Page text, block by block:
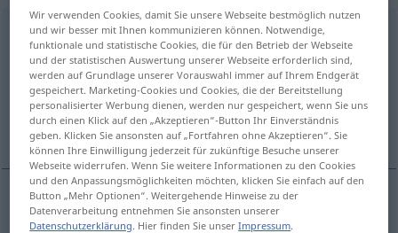
fort
Übersicht aller Übersetzungen
(Für mehr Details die Übersetzung anklicken/antippen)
geschwind, schnell
geschwind,schnell fort
Wir verwenden Cookies, damit Sie unsere Webseite bestmöglich nutzen
und wir besser mit Ihnen kommunizieren können. Notwendige,
funktionale und statistische Cookies, die für den Betrieb der Webseite
und der statistischen Auswertung unserer Webseite erforderlich sind,
werden auf Grundlage unserer Vorauswahl immer auf Ihrem Endgerät
gespeichert. Marketing-Cookies und Cookies, die der Bereitstellung
personalisierter Werbung dienen, werden nur gespeichert, wenn Sie uns
durch einen Klick auf den „Akzeptieren“-Button Ihr Einverständnis
geben. Klicken Sie ansonsten auf „Fortfahren ohne Akzeptieren“. Sie
können Ihre Einwilligung jederzeit für zukünftige Besuche unserer
Webseite widerrufen. Wenn Sie weitere Informationen zu den Cookies
und den Anpassungsmöglichkeiten möchten, klicken Sie einfach auf den
Button „Mehr Optionen“. Weitergehende Hinweise zu der
Datenverarbeitung entnehmen Sie ansonsten unserer
Datenschutzerklärung. Hier finden Sie unserImpressum.